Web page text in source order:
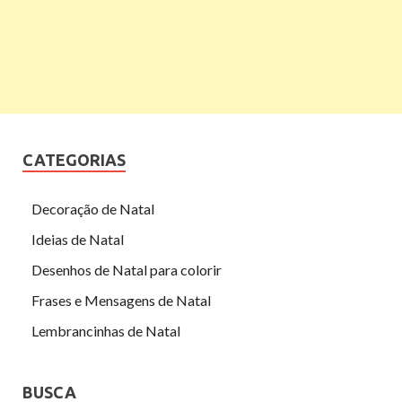
CATEGORIAS
Decoração de Natal
Ideias de Natal
Desenhos de Natal para colorir
Frases e Mensagens de Natal
Lembrancinhas de Natal
BUSCA